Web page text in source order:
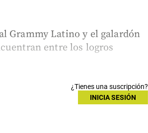
Grammy Latino y el galardón
entre los logros
¿Tienes una suscripción?
INICIA SESIÓN